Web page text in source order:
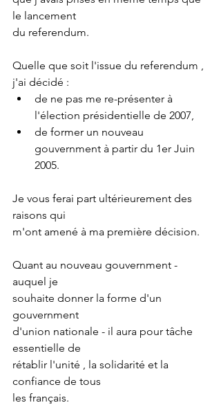
le lancement
du referendum.
Quelle que soit l'issue du referendum ,
j'ai décidé :
de ne pas me re-présenter à
l'élection présidentielle de 2007,
de former un nouveau
gouvernment à partir du 1er Juin
2005.
Je vous ferai part ultérieurement des
raisons qui
m'ont amené à ma première décision.
Quant au nouveau gouvernment -
auquel je
souhaite donner la forme d'un
gouvernment
d'union nationale - il aura pour tâche
essentielle de
rétablir l'unité , la solidarité et la
confiance de tous
les français.